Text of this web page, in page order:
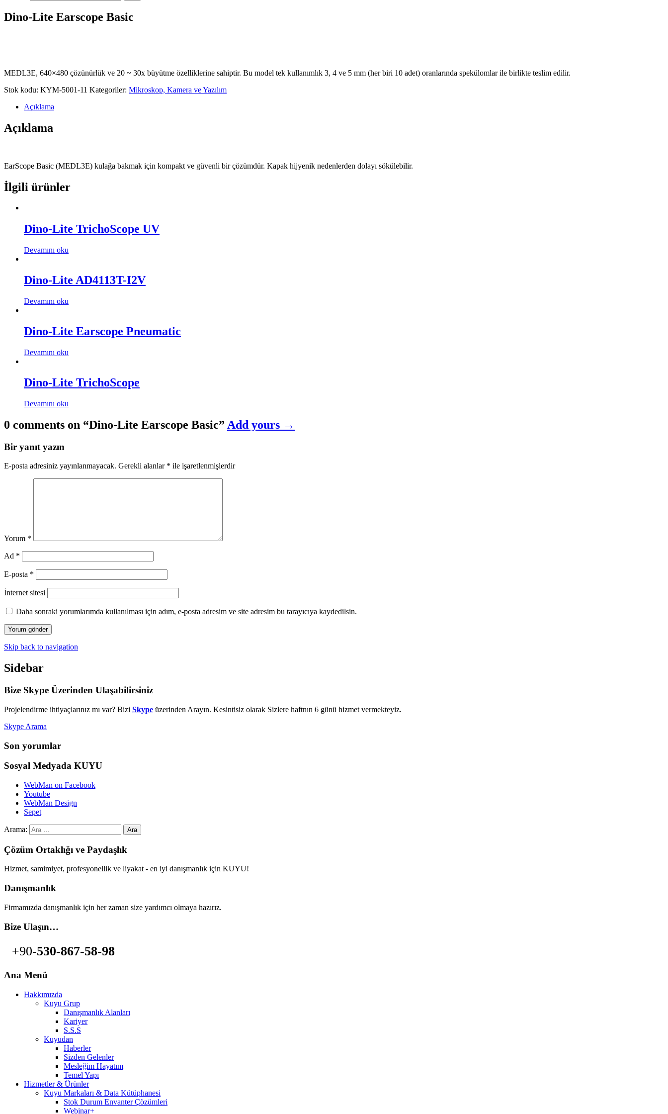
Dino-Lite Earscope Basic
MEDL3E, 640×480 çözünürlük ve 20 ~ 30x büyütme özelliklerine sahiptir. Bu model tek kullanımlık 3, 4 ve 5 mm (her biri 10 adet) oranlarında spekülomlar ile birlikte teslim edilir.
Stok kodu: KYM-5001-11 Kategoriler: Mikroskop, Kamera ve Yazılım
Açıklama
Açıklama
EarScope Basic (MEDL3E) kulağa bakmak için kompakt ve güvenli bir çözümdür. Kapak hijyenik nedenlerden dolayı sökülebilir.
İlgili ürünler
Dino-Lite TrichoScope UV
Devamını oku
Dino-Lite AD4113T-I2V
Devamını oku
Dino-Lite Earscope Pneumatic
Devamını oku
Dino-Lite TrichoScope
Devamını oku
0 comments on “Dino-Lite Earscope Basic” Add yours →
Bir yanıt yazın
E-posta adresiniz yayınlanmayacak. Gerekli alanlar * ile işaretlenmişlerdir
Yorum *
Ad *
E-posta *
İnternet sitesi
Daha sonraki yorumlarımda kullanılması için adım, e-posta adresim ve site adresim bu tarayıcıya kaydedilsin.
Skip back to navigation
Sidebar
Bize Skype Üzerinden Ulaşabilirsiniz
Projelendirme ihtiyaçlarınız mı var? Bizi Skype üzerinden Arayın. Kesintisiz olarak Sizlere haftnın 6 günü hizmet vermekteyiz.
Skype Arama
Son yorumlar
Sosyal Medyada KUYU
WebMan on Facebook
Youtube
WebMan Design
Sepet
Arama:
Çözüm Ortaklığı ve Paydaşlık
Hizmet, samimiyet, profesyonellik ve liyakat - en iyi danışmanlık için KUYU!
Danışmanlık
Firmamızda danışmanlık için her zaman size yardımcı olmaya hazırız.
Bize Ulaşın…
+90-530-867-58-98
Ana Menü
Hakkımızda
Kuyu Grup
Danışmanlık Alanları
Kariyer
S.S.S
Kuyudan
Haberler
Sizden Gelenler
Mesleğim Hayatım
Temel Yapı
Hizmetler & Ürünler
Kuyu Markaları & Data Kütüphanesi
Stok Durum Envanter Çözümleri
Webinar+